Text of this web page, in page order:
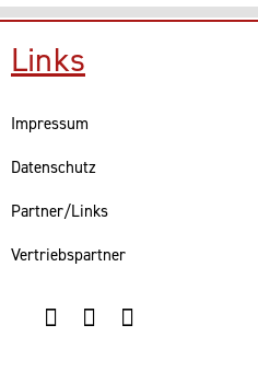
Links
Impressum
Datenschutz
Partner/Links
Vertriebspartner